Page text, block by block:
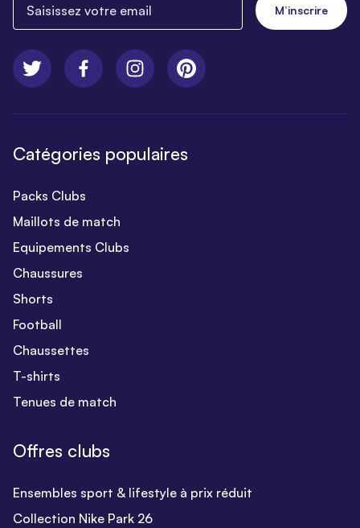
M’inscrire
Catégories populaires
Packs Clubs
Maillots de match
Equipements Clubs
Chaussures
Shorts
Football
Chaussettes
T-shirts
Tenues de match
Offres clubs
Ensembles sport & lifestyle à prix réduit
Collection Nike Park 26